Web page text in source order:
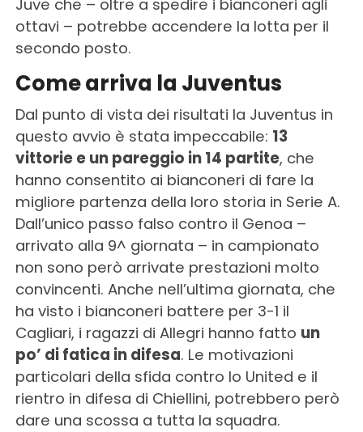
Juve che – oltre a spedire i bianconeri agli
ottavi – potrebbe accendere la lotta per il
secondo posto.
Come arriva la Juventus
Dal punto di vista dei risultati la Juventus in
questo avvio è stata impeccabile: 13
vittorie e un pareggio in 14 partite, che
hanno consentito ai bianconeri di fare la
migliore partenza della loro storia in Serie A.
Dall’unico passo falso contro il Genoa –
arrivato alla 9^ giornata – in campionato
non sono però arrivate prestazioni molto
convincenti. Anche nell’ultima giornata, che
ha visto i bianconeri battere per 3-1 il
Cagliari, i ragazzi di Allegri hanno fatto un
po’ di fatica in difesa. Le motivazioni
particolari della sfida contro lo United e il
rientro in difesa di Chiellini, potrebbero però
dare una scossa a tutta la squadra.